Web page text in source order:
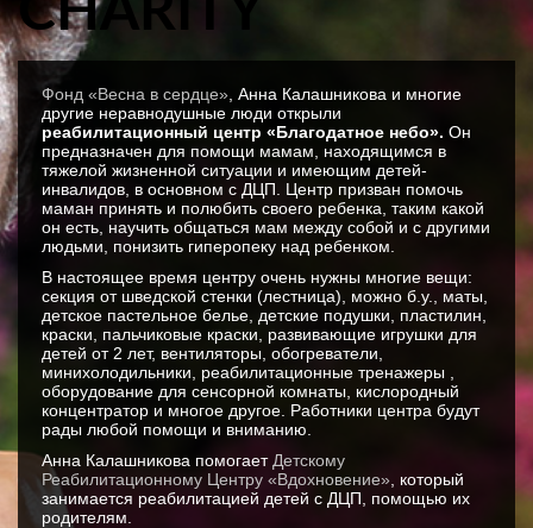
CHARITY
Фонд «Весна в сердце» , Анна Калашникова и многие
другие неравнодушные люди открыли
реабилитационный центр «Благодатное небо». Он
предназначен для помощи мамам, находящимся в
тяжелой жизненной ситуации и имеющим детей-
инвалидов, в основном с ДЦП. Центр призван помочь
маман принять и полюбить своего ребенка, таким какой
он есть, научить общаться мам между собой и с другими
людьми, понизить гиперопеку над ребенком.
В настоящее время центру очень нужны многие вещи:
секция от шведской стенки (лестница), можно б.у., маты,
детское пастельное белье, детские подушки, пластилин,
краски, пальчиковые краски, развивающие игрушки для
детей от 2 лет, вентиляторы, обогреватели,
минихолодильники, реабилитационные тренажеры ,
оборудование для сенсорной комнаты, кислородный
концентратор и многое другое. Работники центра будут
рады любой помощи и вниманию.
Анна Калашникова помогает Детскому
Реабилитационному Центру «Вдохновение» , который
занимается реабилитацией детей с ДЦП, помощью их
родителям.